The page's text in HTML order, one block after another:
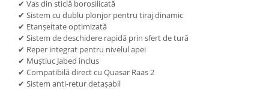
✔ Vas din sticlă borosilicată
✔ Sistem cu dublu plonjor pentru tiraj dinamic
✔ Etanșeitate optimizată
✔ Sistem de deschidere rapidă prin sfert de tură
✔ Reper integrat pentru nivelul apei
✔ Muștiuc Jabed inclus
✔ Compatibilă direct cu Quasar Raas 2
✔ Sistem anti-retur detașabil